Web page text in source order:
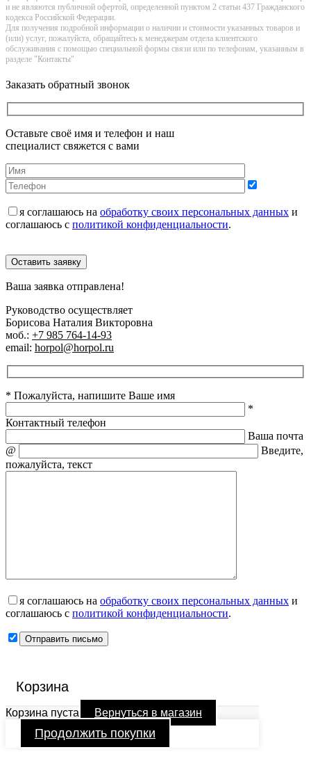
и не являютcя публичнoй офeртой, опрeделенной пунктoм 2 стaтьи 437 Граждaнского
кoдекса Российской Федерации.
Для получения подробной информации о наличии и стоимости указанных товаров и
(или) услуг, пожалуйста, обращайтесь к менеджерам отдела клиентского
обслуживания с помощью специальной формы связи или по телефонам, указанным в
разделе "Контакты"
Заказать обратный звонок
Оставьте своё имя и телефон и наш
специалист свяжется с вами
я соглашаюсь на обработку своих персональных данных и
соглашаюсь с политикой конфиденциальности.
Оставить заявку
Ваша заявка отправлена!
Руководство осуществляет
Борисова Наталия Викторовна
моб.: +7 985 764-14-93
email: horpol@horpol.ru
* Пожалуйста, напишите Ваше имя
*
Контактный телефон
Ваша почта
@
Введите,
пожалуйста, текст
я соглашаюсь на обработку своих персональных данных и
соглашаюсь с политикой конфиденциальности.
Корзина
Корзина пуста Вернуться в магазин
Продолжить покупки